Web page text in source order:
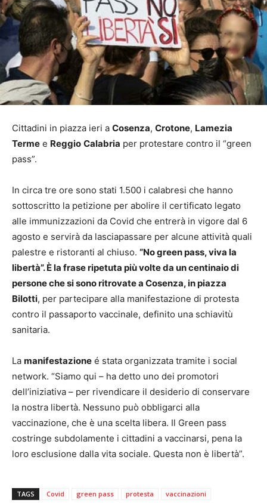
Cittadini in piazza ieri a Cosenza, Crotone, Lamezia
Terme e Reggio Calabria per protestare contro il “green
pass”.
In circa tre ore sono stati 1.500 i calabresi che hanno
sottoscritto la petizione per abolire il certificato legato
alle immunizzazioni da Covid che entrerà in vigore dal 6
agosto e servirà da lasciapassare per alcune attività quali
palestre e ristoranti al chiuso. “No green pass, viva la
libertà”. È la frase ripetuta più volte da un centinaio di
persone che si sono ritrovate a Cosenza, in piazza
Bilotti, per partecipare alla manifestazione di protesta
contro il passaporto vaccinale, definito una schiavitù
sanitaria.
La manifestazione é stata organizzata tramite i social
network. “Siamo qui – ha detto uno dei promotori
dell’iniziativa – per rivendicare il desiderio di conservare
la nostra libertà. Nessuno può obbligarci alla
vaccinazione, che è una scelta libera. Il Green pass
costringe subdolamente i cittadini a vaccinarsi, pena la
loro esclusione dalla vita sociale. Questa non è libertà”.
TAGS Covid green pass protesta vaccinazioni